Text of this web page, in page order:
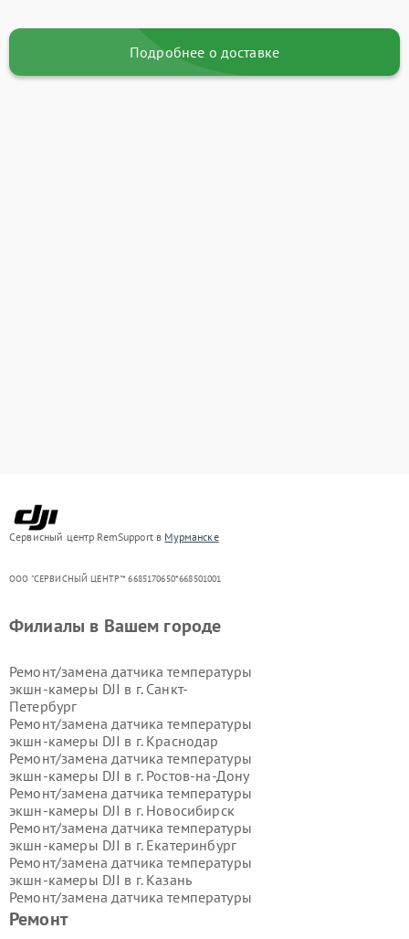
Подробнее о доставке
Сервисный центр RemSupport в Мурманске
ООО "СЕРВИСНЫЙ ЦЕНТР"* 6685170650*668501001
Ремонт
Филиалы в Вашем городе
Ремонт/замена датчика температуры
экшн-камеры DJI в г. Санкт-
Петербург
Ремонт/замена датчика температуры
экшн-камеры DJI в г. Краснодар
Ремонт/замена датчика температуры
экшн-камеры DJI в г. Ростов-на-Дону
Ремонт/замена датчика температуры
экшн-камеры DJI в г. Новосибирск
Ремонт/замена датчика температуры
экшн-камеры DJI в г. Екатеринбург
Ремонт/замена датчика температуры
экшн-камеры DJI в г. Казань
Ремонт/замена датчика температуры
экшн-камеры DJI в г.